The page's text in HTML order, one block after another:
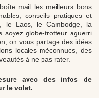
mail les meilleurs bons
conseils pratiques et
le Laos, le Cambodge, la
soyez globe-trotteur aguerri
on vous partage des idées
locales méconnues, des
à ne pas rater.
avec des infos de
le volet.